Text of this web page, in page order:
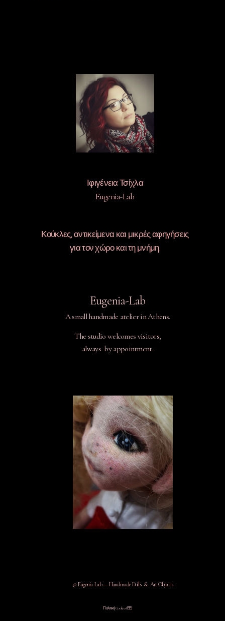
Ιφιγένεια Τσίχλα
Eugenia-Lab
Κούκλες, αντικείμενα και μικρές αφηγήσεις
για τον χώρο και τη μνήμη.
Eugenia-Lab
A small handmade atelier in Athens.
The studio welcomes visitors,
always by appointment.
© Eugenia-Lab — Handmade Dolls & Art Objects
Πολιτική Cookies (ΕΕ)